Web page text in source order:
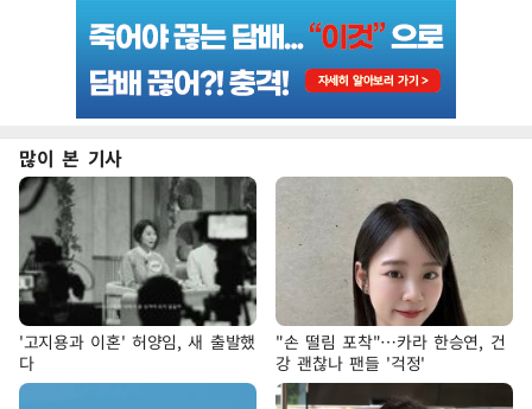
많이 본 기사
'고지용과 이혼' 허양임, 새 출발했
다
"손 떨림 포착"…카라 한승연, 건
강 괜찮나 팬들 '걱정'